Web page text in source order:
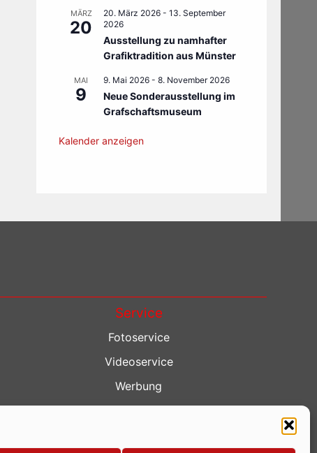
MÄRZ
20
20. März 2026 - 13. September
2026
Ausstellung zu namhafter
Grafiktradition aus Münster
MAI
9
9. Mai 2026 - 8. November 2026
Neue Sonderausstellung im
Grafschaftsmuseum
Kalender anzeigen
Service
Fotoservice
Videoservice
Werbung